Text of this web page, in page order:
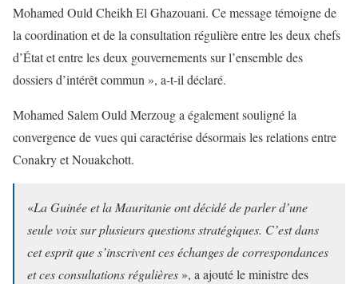
Mohamed Ould Cheikh El Ghazouani. Ce message témoigne de
la coordination et de la consultation régulière entre les deux chefs
d’État et entre les deux gouvernements sur l’ensemble des
dossiers d’intérêt commun », a-t-il déclaré.
Mohamed Salem Ould Merzoug a également souligné la
convergence de vues qui caractérise désormais les relations entre
Conakry et Nouakchott.
«La Guinée et la Mauritanie ont décidé de parler d’une
seule voix sur plusieurs questions stratégiques. C’est dans
cet esprit que s’inscrivent ces échanges de correspondances
et ces consultations régulières », a ajouté le ministre des